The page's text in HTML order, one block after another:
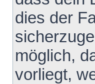
dies der
möglich,
vorliegt,